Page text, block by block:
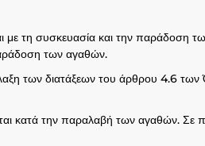
με τη συσκευασία και την
των αγαθών.
των διατάξεων του άρθρου 4.6
κατά την παραλαβή των αγαθών. Σε